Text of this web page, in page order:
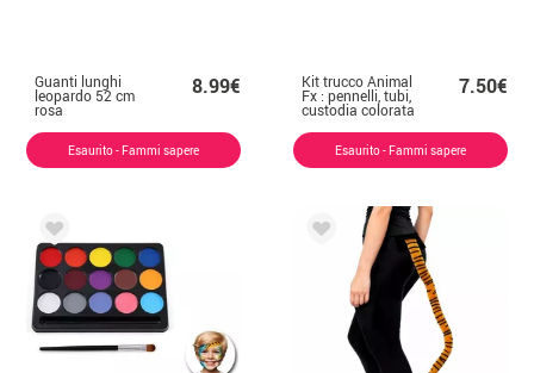
Guanti lunghi
leopardo 52 cm
rosa
8.99€
Esaurito - Fammi sapere
Kit trucco Animal
Fx : pennelli, tubi,
custodia colorata
7.50€
Esaurito - Fammi sapere